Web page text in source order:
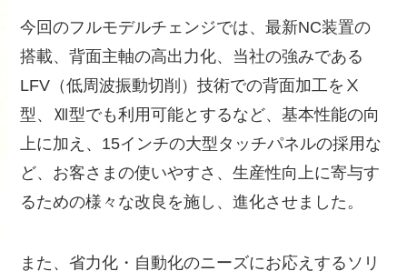
今回のフルモデルチェンジでは、最新NC装置の
搭載、背面主軸の高出力化、当社の強みである
LFV（低周波振動切削）技術での背面加工をⅩ
型、Ⅻ型でも利用可能とするなど、基本性能の向
上に加え、15インチの大型タッチパネルの採用な
ど、お客さまの使いやすさ、生産性向上に寄与す
るための様々な改良を施し、進化させました。
また、省力化・自動化のニーズにお応えするソリ